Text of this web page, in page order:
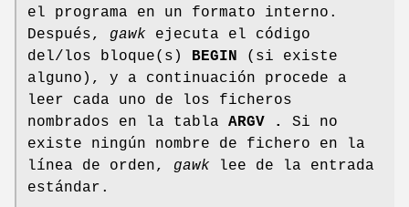
el programa en un formato interno.
Después, gawk ejecuta el código
del/los bloque(s) BEGIN (si existe
alguno), y a continuación procede a
leer cada uno de los ficheros
nombrados en la tabla ARGV .
Si no
existe ningún nombre de fichero en la
línea de orden, gawk lee de la entrada
estándar.